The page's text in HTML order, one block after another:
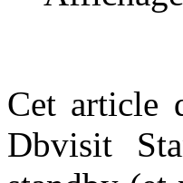
Cet article
Dbvisit